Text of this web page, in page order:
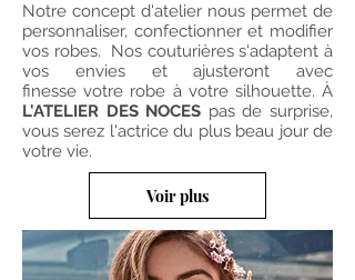
Notre concept d'atelier nous permet de
personnaliser, confectionner et modifier
vos robes. Nos couturières s'adaptent à
vos envies et ajusteront avec
finesse votre robe à votre silhouette. À
L'ATELIER DES NOCES pas de surprise,
vous serez l'actrice du plus beau jour de
votre vie.
Voir plus